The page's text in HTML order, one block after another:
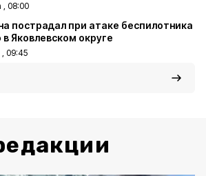
, 08:00
пострадал при атаке беспилотника
в Яковлевском округе
, 09:45